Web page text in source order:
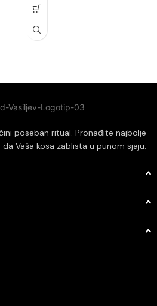
Pogodan za sve tipove kose,
Brza i jednostavna primena za
poseban ritual. Pronađite najbolje
Vaša kosa zablista u punom sjaju.